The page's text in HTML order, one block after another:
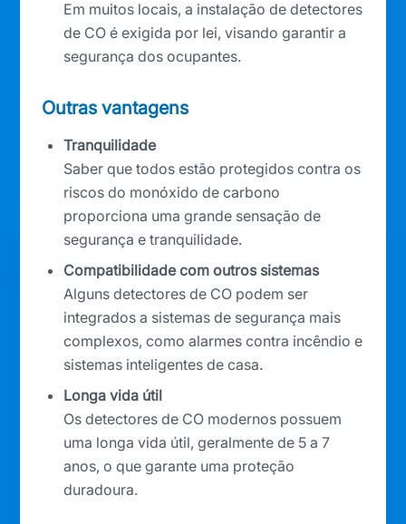
Em muitos locais, a instalação de detectores
de CO é exigida por lei, visando garantir a
segurança dos ocupantes.
Outras vantagens
Tranquilidade
Saber que todos estão protegidos contra os
riscos do monóxido de carbono
proporciona uma grande sensação de
segurança e tranquilidade.
Compatibilidade com outros sistemas
Alguns detectores de CO podem ser
integrados a sistemas de segurança mais
complexos, como alarmes contra incêndio e
sistemas inteligentes de casa.
Longa vida útil
Os detectores de CO modernos possuem
uma longa vida útil, geralmente de 5 a 7
anos, o que garante uma proteção
duradoura.